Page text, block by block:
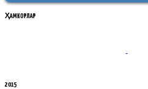
ҲАМКОРЛАР
2015